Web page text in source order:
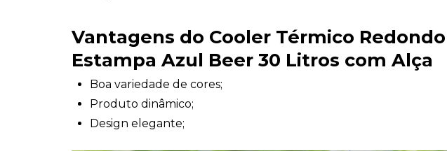
Vantagens do Cooler Térmico Redondo
Estampa Azul Beer 30 Litros com Alça
Boa variedade de cores;
Produto dinâmico;
Design elegante;